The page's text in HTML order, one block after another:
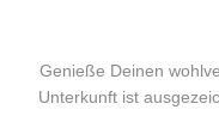
Genieße Deinen
Unterkunft ist